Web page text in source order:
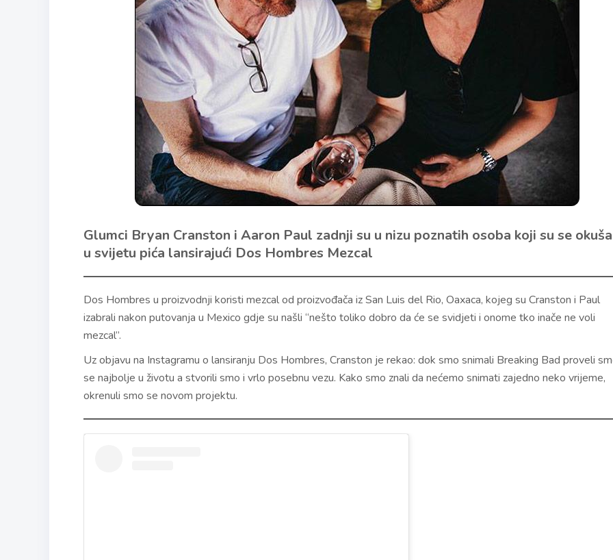
Glumci Bryan Cranston i Aaron Paul zadnji su u nizu poznatih osoba koji su se
u svijetu pića lansirajući Dos Hombres Mezcal
Dos Hombres u proizvodnji koristi mezcal od proizvođača iz San Luis del Rio, Oaxaca, kojeg su Cranston i Paul
izabrali nakon putovanja u Mexico gdje su našli “nešto toliko dobro da će se svidjeti i onome tko inače ne voli
mezcal”.
Uz objavu na Instagramu o lansiranju Dos Hombres, Cranston je rekao: dok smo snimali Breaking Bad proveli
se najbolje u životu a stvorili smo i vrlo posebnu vezu. Kako smo znali da nećemo snimati zajedno neko vrijeme,
okrenuli smo se novom projektu.